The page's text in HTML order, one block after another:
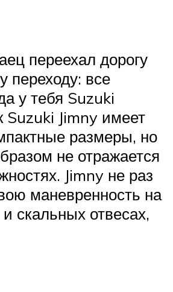
переехал дорогу
переходу: все
у тебя Suzuki
Suzuki Jimny имеет
размеры, но
не отражается
Jimny не раз
маневренность на
и скальных отвесах,